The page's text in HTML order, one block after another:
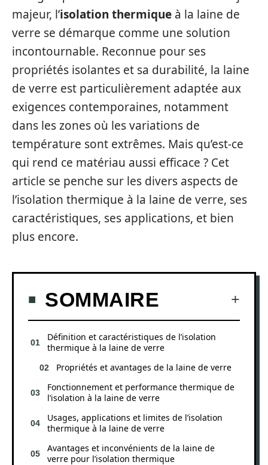
majeur, l’isolation thermique à la laine de
verre se démarque comme une solution
incontournable. Reconnue pour ses
propriétés isolantes et sa durabilité, la laine
de verre est particulièrement adaptée aux
exigences contemporaines, notamment
dans les zones où les variations de
température sont extrêmes. Mais qu’est-ce
qui rend ce matériau aussi efficace ? Cet
article se penche sur les divers aspects de
l’isolation thermique à la laine de verre, ses
caractéristiques, ses applications, et bien
plus encore.
SOMMAIRE
Définition et caractéristiques de l’isolation
thermique à la laine de verre
Propriétés et avantages de la laine de verre
Fonctionnement et performance thermique de
l’isolation à la laine de verre
Usages, applications et limites de l’isolation
thermique à la laine de verre
Avantages et inconvénients de la laine de
verre pour l’isolation thermique